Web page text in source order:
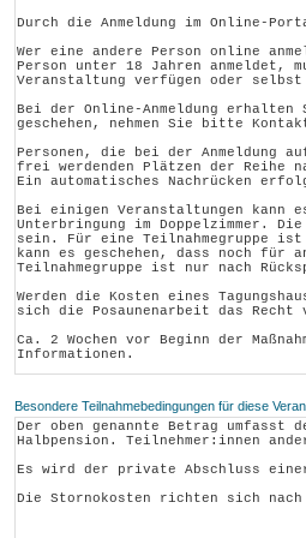
Besondere Teilnahmebedingungen für diese